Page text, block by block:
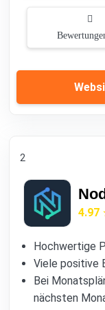
2
4.97
Hochwertige
Viele positive
Bei
nächsten